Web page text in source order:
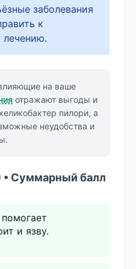
заболевания
к
лечению.
на ваше
отражают выгоды и
пилори, а
неудобства и
Суммарный балл
и язву.